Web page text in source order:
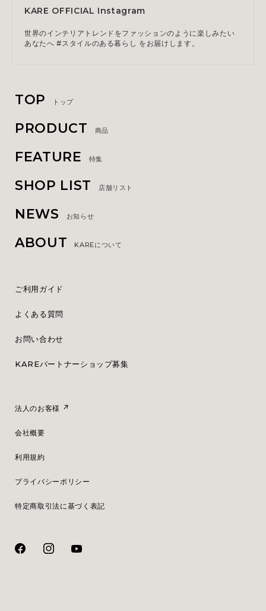
KARE OFFICIAL Instagram
世界のインテリアトレンドをファッションのように楽しみたい
あなたへ #スタイルのある暮らし をお届けします。
TOP トップ
PRODUCT 商品
FEATURE 特集
SHOP LIST 店舗リスト
NEWS お知らせ
ABOUT KAREについて
ご利用ガイド
よくある質問
お問い合わせ
KAREパートナーショップ募集
法人のお客様
会社概要
利用規約
プライバシーポリシー
特定商取引法に基づく表記